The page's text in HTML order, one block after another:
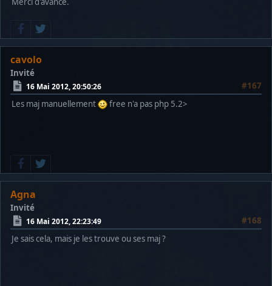
cavolo
Invité
16 Mai 2012, 20:50:26
#167
Les maj manuellement
free n'a pas php 5.2>
Agna
Invité
16 Mai 2012, 22:23:49
#168
Je sais cela, mais je les trouve ou ses maj ?